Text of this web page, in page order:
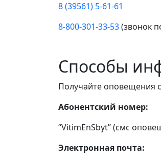
8 (39561) 5-61-61
8-800-301-33-53(звонок
Способы
Получайте оповещения
Абонентский номер:
“VitimEnSbyt” (смс
Электронная почта: